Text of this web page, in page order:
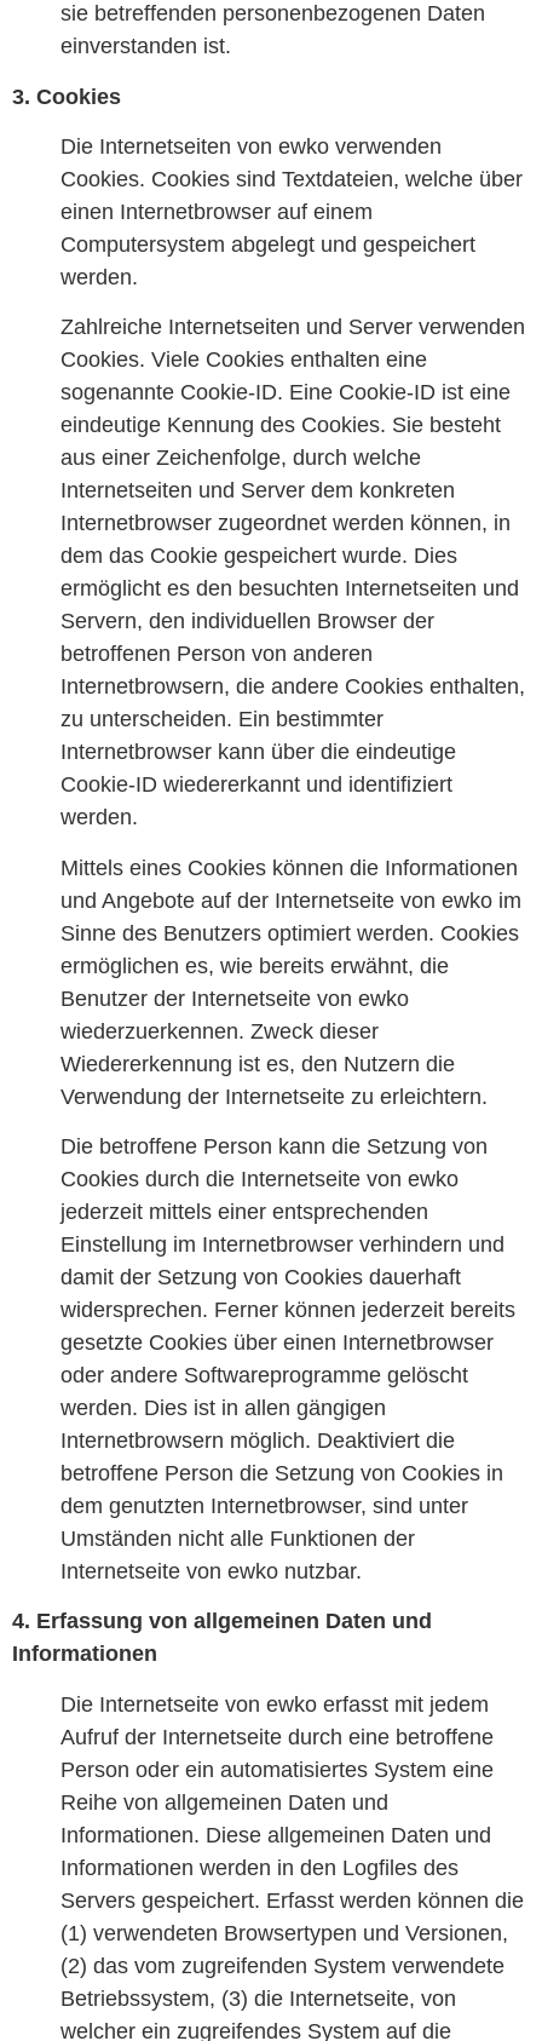
sie betreffenden personenbezogenen Daten
einverstanden ist.
3. Cookies
Die Internetseiten von ewko verwenden
Cookies. Cookies sind Textdateien, welche über
einen Internetbrowser auf einem
Computersystem abgelegt und gespeichert
werden.
Zahlreiche Internetseiten und Server verwenden
Cookies. Viele Cookies enthalten eine
sogenannte Cookie-ID. Eine Cookie-ID ist eine
eindeutige Kennung des Cookies. Sie besteht
aus einer Zeichenfolge, durch welche
Internetseiten und Server dem konkreten
Internetbrowser zugeordnet werden können, in
dem das Cookie gespeichert wurde. Dies
ermöglicht es den besuchten Internetseiten und
Servern, den individuellen Browser der
betroffenen Person von anderen
Internetbrowsern, die andere Cookies enthalten,
zu unterscheiden. Ein bestimmter
Internetbrowser kann über die eindeutige
Cookie-ID wiedererkannt und identifiziert
werden.
Mittels eines Cookies können die Informationen
und Angebote auf der Internetseite von ewko im
Sinne des Benutzers optimiert werden. Cookies
ermöglichen es, wie bereits erwähnt, die
Benutzer der Internetseite von ewko
wiederzuerkennen. Zweck dieser
Wiedererkennung ist es, den Nutzern die
Verwendung der Internetseite zu erleichtern.
Die betroffene Person kann die Setzung von
Cookies durch die Internetseite von ewko
jederzeit mittels einer entsprechenden
Einstellung im Internetbrowser verhindern und
damit der Setzung von Cookies dauerhaft
widersprechen. Ferner können jederzeit bereits
gesetzte Cookies über einen Internetbrowser
oder andere Softwareprogramme gelöscht
werden. Dies ist in allen gängigen
Internetbrowsern möglich. Deaktiviert die
betroffene Person die Setzung von Cookies in
dem genutzten Internetbrowser, sind unter
Umständen nicht alle Funktionen der
Internetseite von ewko nutzbar.
4. Erfassung von allgemeinen Daten und
Informationen
Die Internetseite von ewko erfasst mit jedem
Aufruf der Internetseite durch eine betroffene
Person oder ein automatisiertes System eine
Reihe von allgemeinen Daten und
Informationen. Diese allgemeinen Daten und
Informationen werden in den Logfiles des
Servers gespeichert. Erfasst werden können die
(1) verwendeten Browsertypen und Versionen,
(2) das vom zugreifenden System verwendete
Betriebssystem, (3) die Internetseite, von
welcher ein zugreifendes System auf die